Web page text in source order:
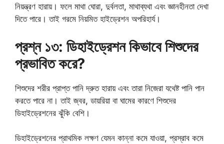
নিয়ন্ত্রণ হারায়। ফলে মাথা ঘোরা, দুর্বলতা, মাথাব্যথা এবং জ্ঞানহীনতা দেখা
দিতে পারে। তাই গরমে নিয়মিত হাইড্রেশন অপরিহার্য।
প্রশ্ন ১৩: ডিহাইড্রেশন কিভাবে শিশুদের
প্রভাবিত করে?
শিশুদের শরীর প্রাপ্ত পানি দ্রুত হারায় এবং তারা নিজেরা যথেষ্ট পানি পান
করতে পারে না। তাই জ্বর, ডায়রিয়া বা ঘামের কারণে শিশুদের
ডিহাইড্রেশনের ঝুঁকি বেশি।
ডিহাইড্রেশনের প্রাথমিক লক্ষণ যেমন কান্না কমে যাওয়া, প্রস্রাব কমে